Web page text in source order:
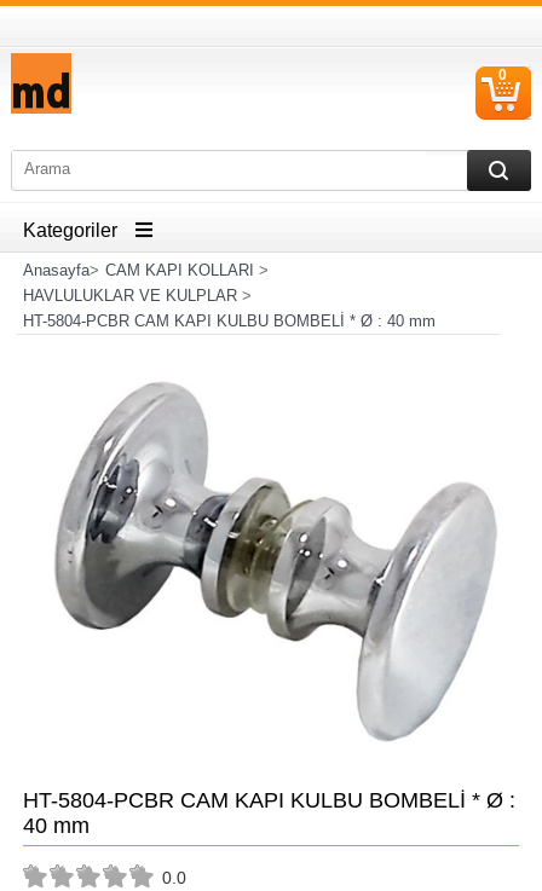
0
Kategoriler
Anasayfa> CAM KAPI KOLLARI >
HAVLULUKLAR VE KULPLAR>
HT-5804-PCBR CAM KAPI KULBU BOMBELİ * Ø : 40 mm
HT-5804-PCBR CAM KAPI KULBU BOMBELİ * Ø :
40 mm
0.0